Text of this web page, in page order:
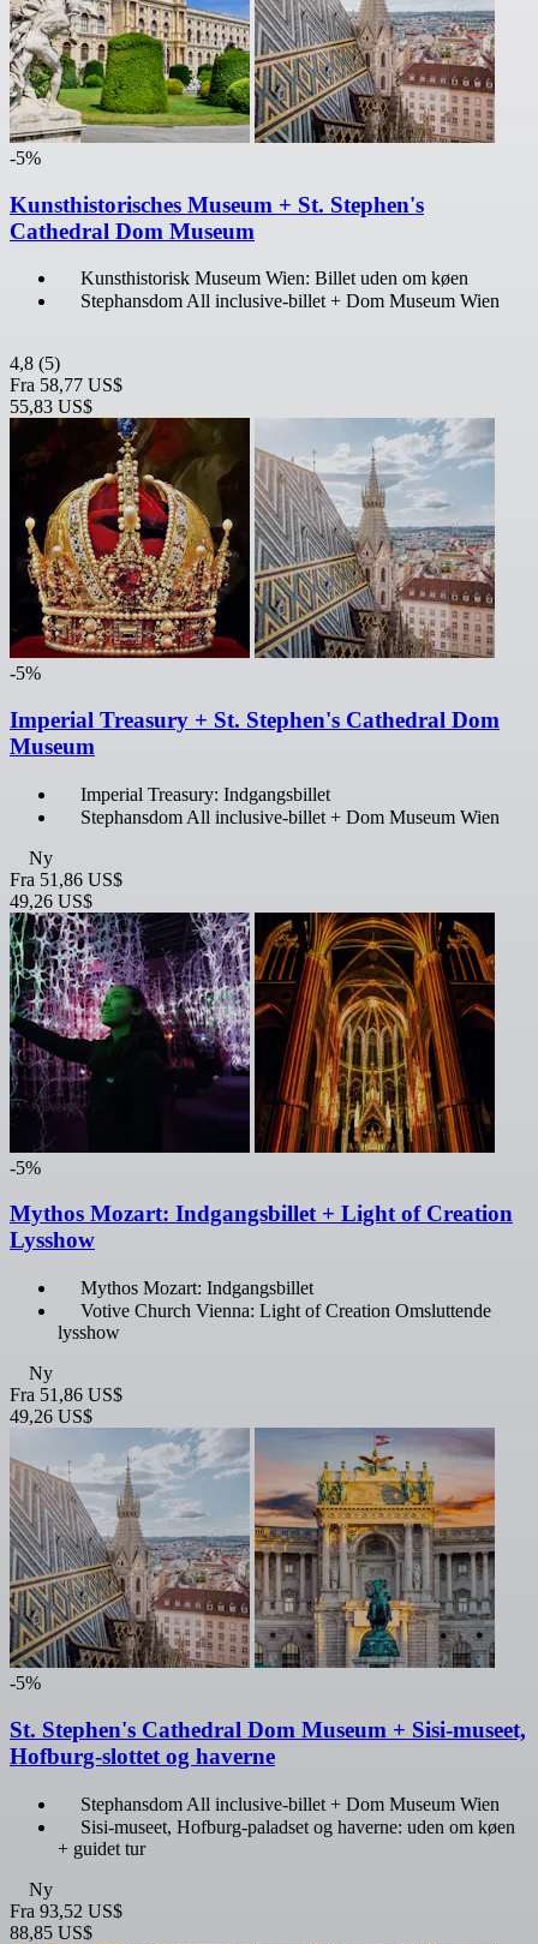
-5%
Kunsthistorisches Museum + St. Stephen's
Cathedral Dom Museum
Kunsthistorisk Museum Wien: Billet uden om køen
Stephansdom All inclusive-billet + Dom Museum Wien
4,8 (5)
Fra 58,77 US$
55,83 US$
-5%
Imperial Treasury + St. Stephen's Cathedral Dom
Museum
Imperial Treasury: Indgangsbillet
Stephansdom All inclusive-billet + Dom Museum Wien
Ny
Fra 51,86 US$
49,26 US$
-5%
Mythos Mozart: Indgangsbillet + Light of Creation
Lysshow
Mythos Mozart: Indgangsbillet
Votive Church Vienna: Light of Creation Omsluttende
lysshow
Ny
Fra 51,86 US$
49,26 US$
-5%
St. Stephen's Cathedral Dom Museum + Sisi-museet,
Hofburg-slottet og haverne
Stephansdom All inclusive-billet + Dom Museum Wien
Sisi-museet, Hofburg-paladset og haverne: uden om køen
+ guidet tur
Ny
Fra 93,52 US$
88,85 US$